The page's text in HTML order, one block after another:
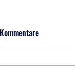
Kommentare